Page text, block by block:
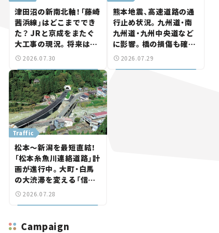
津田沼の新南北軸！「藤崎
茜浜線」はどこまででき
た？ JRと京成をまたぐ
大工事の現況。将来は
「習志野～鎌ケ谷」を最短
計画】
2026.07.30
熊本地震、高速道路の通
行止め状況。九州道・南
九州道・九州中央道など
に影響。橋の損傷も確認
【道路のニュース】
2026.07.29
Traffic
松本～新潟を最短直結！
「松本糸魚川連絡道路」計
画が進行中。大町・白馬
の大渋滞を変える「信号
ゼロ」バイパスも事業化
2026.07.28
Campaign